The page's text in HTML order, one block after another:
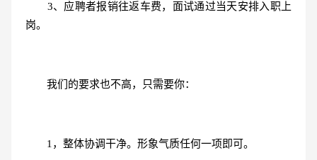
3、应聘者报销往返车费，面试通过当天安排入职上
岗。
我们的要求也不高，只需要你：
1，整体协调干净。形象气质任何一项即可。